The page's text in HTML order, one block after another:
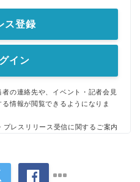
ス登録
イン
の連絡先や、イベント・記者会見
情報が閲覧できるようになりま
プレスリリース受信に関するご案内